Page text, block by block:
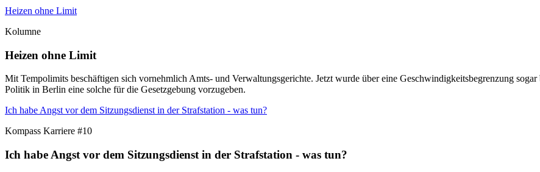
Heizen ohne Limit
Kolumne
Heizen ohne Limit
Mit Tempolimits beschäftigen sich vornehmlich Amts- und Verwaltungsgerichte. Jetzt wurde über eine Geschwindigkeitsbegrenzung
Politik in Berlin eine solche für die Gesetzgebung vorzugeben.
Ich habe Angst vor dem Sitzungsdienst in der Strafstation - was tun?
Kompass Karriere #10
Ich habe Angst vor dem Sitzungsdienst in der Strafstation - was tun?